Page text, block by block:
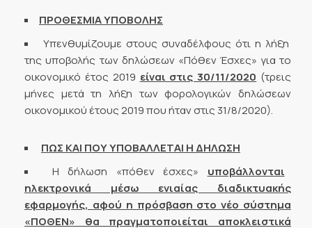
ΠΡΟΘΕΣΜΙΑ ΥΠΟΒΟΛΗΣ
Υπενθυμίζουμε στους συναδέλφους ότι η λήξη
της υποβολής των δηλώσεων «Πόθεν Έσχες» για το
οικονομικό έτος 2019 είναι στις 30/11/2020 (τρεις
μήνες μετά τη λήξη των φορολογικών δηλώσεων
οικονομικού έτους 2019 που ήταν στις 31/8/2020).
ΠΩΣ ΚΑΙ ΠΟΥ ΥΠΟΒΑΛΛΕΤΑΙ Η ΔΗΛΩΣΗ
Η δήλωση «πόθεν έσχες» υποβάλλονται
ηλεκτρονικά μέσω ενιαίας διαδικτυακής
εφαρμογής, αφού η πρόσβαση στο νέο σύστημα
«ΠΟΘΕΝ» θα πραγματοποιείται αποκλειστικά